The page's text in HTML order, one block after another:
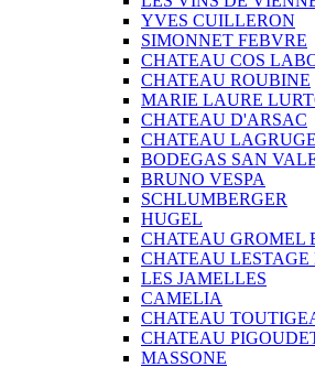
YVES CUILLERON
SIMONNET FEBVRE
CHATEAU COS
CHATEAU ROUBINE
MARIE LAURE
CHATEAU D'ARSAC
CHATEAU
BODEGAS SAN
BRUNO VESPA
SCHLUMBERGER
HUGEL
CHATEAU GROMEL
CHATEAU LESTAGE
LES JAMELLES
CAMELIA
CHATEAU
CHATEAU
MASSONE